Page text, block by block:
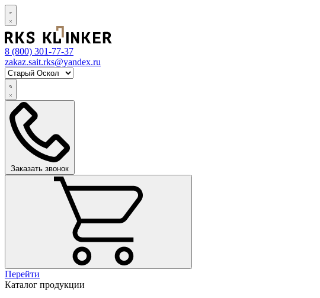
8 (800) 301-77-37
zakaz.sait.rks@yandex.ru
Заказать звонок
Перейти
Каталог продукции